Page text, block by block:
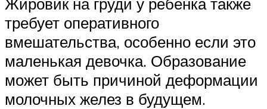
требует оперативного
вмешательства, особенно если это
маленькая девочка. Образование
может быть причиной деформации
молочных желез в будущем.